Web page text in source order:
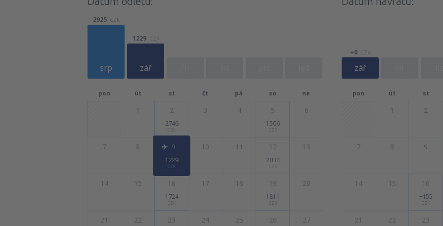
srp
2925 CZK
zář
1229 CZK
pon út st čt pá so ne
1 2
2746
CZK
3 4 5
1506
CZK
6
7 8 9
1229
CZK
10 11 12
2034
CZK
13
14 15 16
1724
CZK
17 18 19
1811
CZK
20
21 22 23 24 25 26 27
zář
+0 CZK
pon út st
1 2
7 8 9
14 15 16
+155
CZK
21 22 23